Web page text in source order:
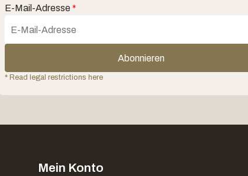
E-Mail-Adresse*
Abonnieren
* Read legal restrictions here
Mein Konto